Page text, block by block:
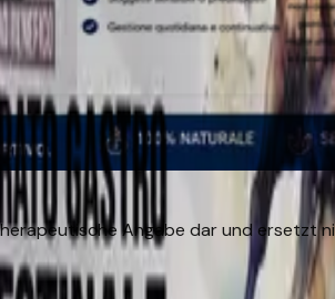
Angabe dar und ersetzt